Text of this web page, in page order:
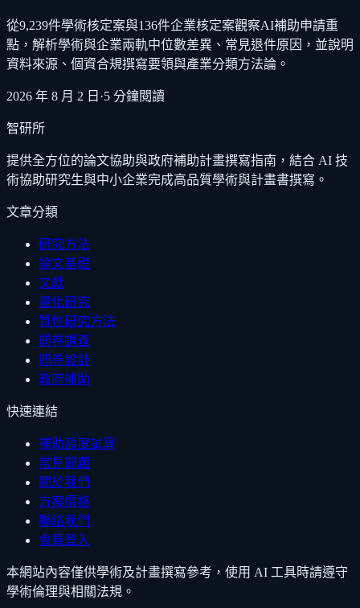
從9,239件學術核定案與136件企業核定案觀察AI補助申請重
點，解析學術與企業兩軌中位數差異、常見退件原因，並說明
資料來源、個資合規撰寫要領與產業分類方法論。
2026 年 8 月 2 日 ·5 分鐘閱讀
智研所
提供全方位的論文協助與政府補助計畫撰寫指南，結合 AI 技
術協助研究生與中小企業完成高品質學術與計畫書撰寫。
文章分類
研究方法
論文基礎
文獻
量化研究
質性研究方法
問卷調查
問卷設計
政府補助
快速連結
補助額度試算
常見問題
關於我們
方案價格
聯絡我們
會員登入
本網站內容僅供學術及計畫撰寫參考，使用 AI 工具時請遵守
學術倫理與相關法規。